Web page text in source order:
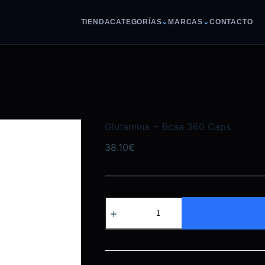
TIENDACATEGORÍAS⌄ MARCAS ⌄ CONTACTO
Glutamina + Bcaa 360 Caps.
38.10€
Bcaa